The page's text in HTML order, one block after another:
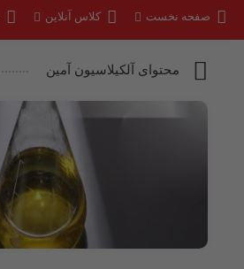
صفحه نخست کلاس آنلاین
محتوای آلکیلاسیون آمین